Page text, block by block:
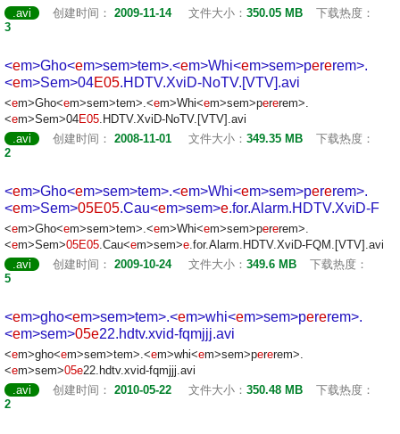
.avi
创建时间： 2009-11-14 文件大小： 350.05 MB
下载热度：
3
<em>Gho<em>sem>tem>.<em>Whi<em>sem>pererem>.
<em>Sem>04E05.HDTV.XviD-NoTV.[VTV].avi
<em>Gho<em>sem>tem>.<em>Whi<em>sem>pererem>.
<em>Sem>04E05.HDTV.XviD-NoTV.[VTV].avi
.avi
创建时间： 2008-11-01 文件大小： 349.35 MB
下载热度：
2
<em>Gho<em>sem>tem>.<em>Whi<em>sem>pererem>.
<em>Sem>05E05.Cau<em>sem>e.for.Alarm.HDTV.XviD-F
<em>Gho<em>sem>tem>.<em>Whi<em>sem>pererem>.
<em>Sem>05E05.Cau<em>sem>e.for.Alarm.HDTV.XviD-FQM.[VTV].avi
.avi
创建时间： 2009-10-24 文件大小： 349.6 MB
下载热度：
5
<em>gho<em>sem>tem>.<em>whi<em>sem>pererem>.
<em>sem>05e22.hdtv.xvid-fqmjjj.avi
<em>gho<em>sem>tem>.<em>whi<em>sem>pererem>.
<em>sem>05e22.hdtv.xvid-fqmjjj.avi
.avi
创建时间： 2010-05-22 文件大小： 350.48 MB
下载热度：
2